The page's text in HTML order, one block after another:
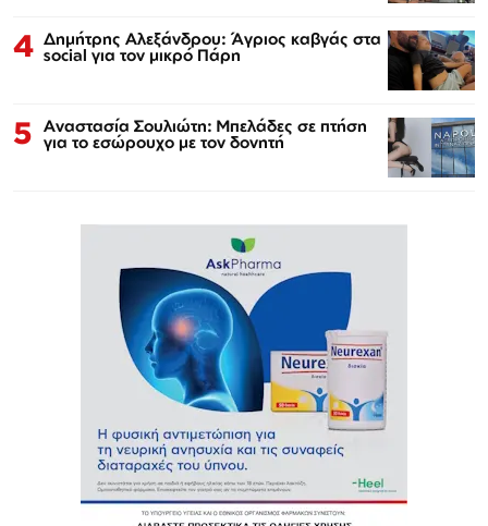
4 Δημήτρης Αλεξάνδρου: Άγριος καβγάς στα
social για τον μικρό Πάρη
5 Αναστασία Σουλιώτη: Μπελάδες σε πτήση
για το εσώρουχο με τον δονητή